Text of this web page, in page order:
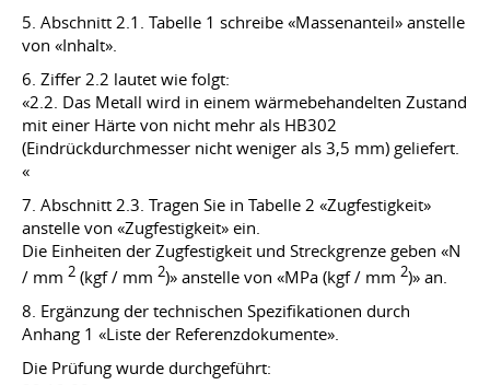
5. Abschnitt 2.1. Tabelle 1 schreibe «Massenanteil» anstelle
von «Inhalt».
6. Ziffer 2.2 lautet wie folgt:
«2.2. Das Metall wird in einem wärmebehandelten Zustand
mit einer Härte von nicht mehr als HB302
(Eindrückdurchmesser nicht weniger als 3,5 mm) geliefert.
«
7. Abschnitt 2.3. Tragen Sie in Tabelle 2 «Zugfestigkeit»
anstelle von «Zugfestigkeit» ein.
Die Einheiten der Zugfestigkeit und Streckgrenze geben «N
/ mm 2 (kgf / mm 2)» anstelle von «MPa (kgf / mm 2)» an.
8. Ergänzung der technischen Spezifikationen durch
Anhang 1 «Liste der Referenzdokumente».
Die Prüfung wurde durchgeführt: